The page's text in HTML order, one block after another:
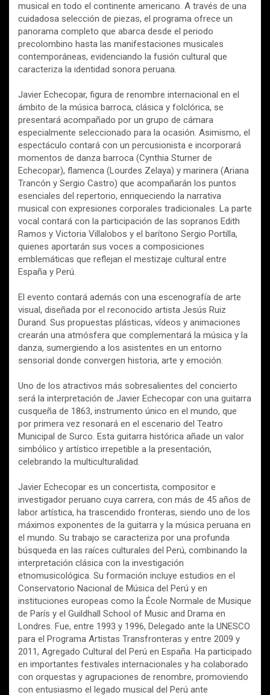
musical en todo el continente americano. A través de una
cuidadosa selección de piezas, el programa ofrece un
panorama completo que abarca desde el periodo
precolombino hasta las manifestaciones musicales
contemporáneas, evidenciando la fusión cultural que
caracteriza la identidad sonora peruana.
Javier Echecopar, figura de renombre internacional en el
ámbito de la música barroca, clásica y folclórica, se
presentará acompañado por un grupo de cámara
especialmente seleccionado para la ocasión. Asimismo, el
espectáculo contará con un percusionista e incorporará
momentos de danza barroca (Cynthia Sturner de
Echecopar), flamenca (Lourdes Zelaya) y marinera (Ariana
Trancón y Sergio Castro) que acompañarán los puntos
esenciales del repertorio, enriqueciendo la narrativa
musical con expresiones corporales tradicionales. La parte
vocal contará con la participación de las sopranos Edith
Ramos y Victoria Villalobos y el barítono Sergio Portilla,
quienes aportarán sus voces a composiciones
emblemáticas que reflejan el mestizaje cultural entre
España y Perú.
El evento contará además con una escenografía de arte
visual, diseñada por el reconocido artista Jesús Ruiz
Durand. Sus propuestas plásticas, vídeos y animaciones
crearán una atmósfera que complementará la música y la
danza, sumergiendo a los asistentes en un entorno
sensorial donde convergen historia, arte y emoción.
Uno de los atractivos más sobresalientes del concierto
será la interpretación de Javier Echecopar con una guitarra
cusqueña de 1863, instrumento único en el mundo, que
por primera vez resonará en el escenario del Teatro
Municipal de Surco. Esta guitarra histórica añade un valor
simbólico y artístico irrepetible a la presentación,
celebrando la multiculturalidad.
Javier Echecopar es un concertista, compositor e
investigador peruano cuya carrera, con más de 45 años de
labor artística, ha trascendido fronteras, siendo uno de los
máximos exponentes de la guitarra y la música peruana en
el mundo. Su trabajo se caracteriza por una profunda
búsqueda en las raíces culturales del Perú, combinando la
interpretación clásica con la investigación
etnomusicológica. Su formación incluye estudios en el
Conservatorio Nacional de Música del Perú y en
instituciones europeas como la École Normale de Musique
de París y el Guildhall School of Music and Drama en
Londres. Fue, entre 1993 y 1996, Delegado ante la UNESCO
para el Programa Artistas Transfronteras y entre 2009 y
2011, Agregado Cultural del Perú en España. Ha participado
en importantes festivales internacionales y ha colaborado
con orquestas y agrupaciones de renombre, promoviendo
con entusiasmo el legado musical del Perú ante